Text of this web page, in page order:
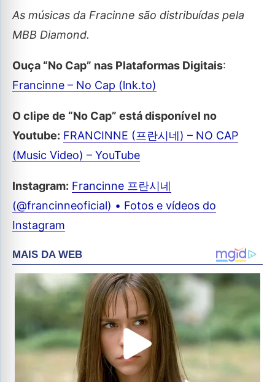
As músicas da Fracinne são distribuídas pela
MBB Diamond.
Ouça “No Cap” nas Plataformas Digitais:
Francinne – No Cap (lnk.to)
O clipe de “No Cap” está disponível no
Youtube: FRANCINNE (프란시네) – NO CAP
(Music Video) – YouTube
Instagram: Francinne 프란시네
(@francinneoficial) • Fotos e vídeos do
Instagram